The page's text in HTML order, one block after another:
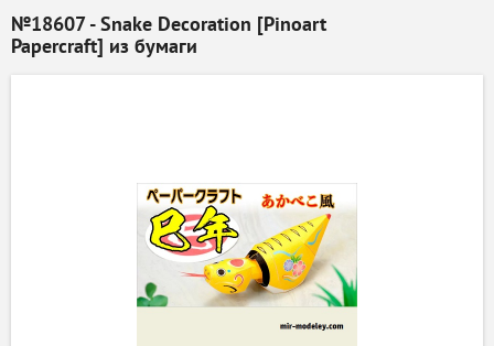
№18607 - Snake Decoration [Pinoart
Papercraft] из бумаги